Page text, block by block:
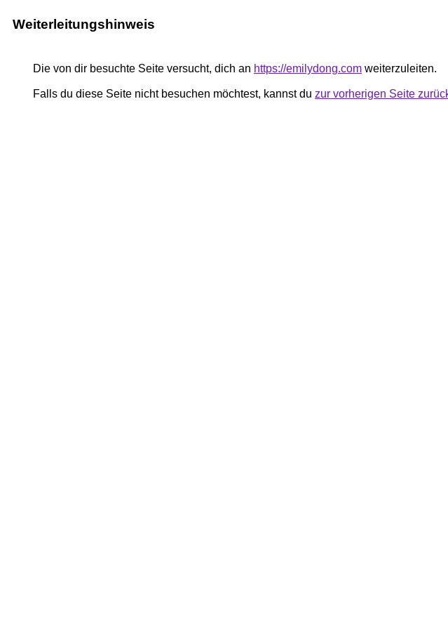
Weiterleitungshinweis
Die von dir besuchte Seite versucht, dich an https://emilydong.com weiterzuleiten.
Falls du diese Seite nicht besuchen möchtest, kannst du zur vorherigen Seite